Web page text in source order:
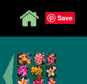
Save